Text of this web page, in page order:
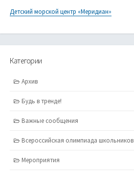
Детский морской центр «Меридиан»
Категории
Архив
Будь в тренде!
Важные сообщения
Всероссийская олимпиада школьников
Мероприятия